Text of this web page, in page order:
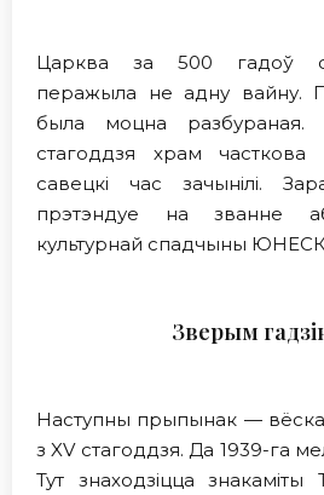
Царква за 500 гадоў
перажыла не адну вайну.
была моцна
стагоддзя храм часткова
савецкі час зачынiлі.
прэтэндуе на званне
культурнай спадчыны
Зверым
Наступны прыпынак —
з XV стагоддзя. Да 1939-га
Тут знаходзіцца